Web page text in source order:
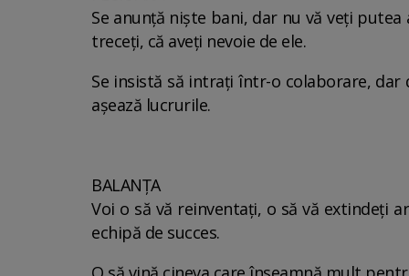
Se anunță niște bani, dar nu vă veți
treceți, că aveți nevoie de ele.
Se insistă să intrați într-o colaborare,
așează lucrurile.
BALANȚA
Voi o să vă reinventați, o să vă extindeți
echipă de succes.